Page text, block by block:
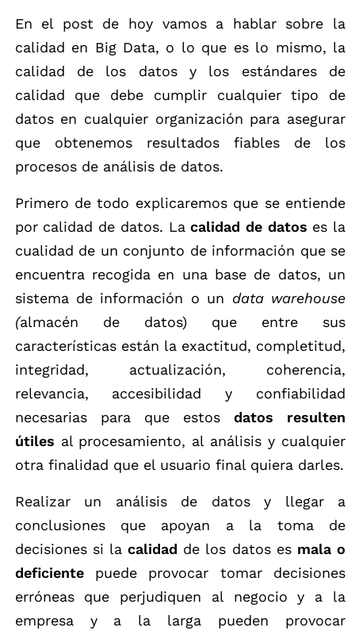
En el post de hoy vamos a hablar sobre la
calidad en Big Data, o lo que es lo mismo, la
calidad de los datos y los estándares de
calidad que debe cumplir cualquier tipo de
datos en cualquier organización para asegurar
que obtenemos resultados fiables de los
procesos de análisis de datos.
Primero de todo explicaremos que se entiende
por calidad de datos. Lacalidad de datos es la
cualidad de un conjunto de información que se
encuentra recogida en una base de datos, un
sistema de información o un data warehouse
(almacén de datos) que entre sus
características están la exactitud, completitud,
integridad, actualización, coherencia,
relevancia, accesibilidad y confiabilidad
necesarias para que estos datos resulten
útiles al procesamiento, al análisis y cualquier
otra finalidad que el usuario final quiera darles.
Realizar un análisis de datos y llegar a
conclusiones que apoyan a la toma de
decisiones si lacalidad de los datos es mala o
deficiente puede provocar tomar decisiones
erróneas que perjudiquen al negocio y a la
empresa y a la larga pueden provocar